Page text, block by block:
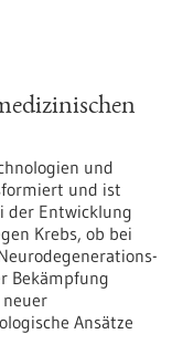
und
und ist
der Entwicklung
Krebs, ob bei
Bekämpfung
Ansätze